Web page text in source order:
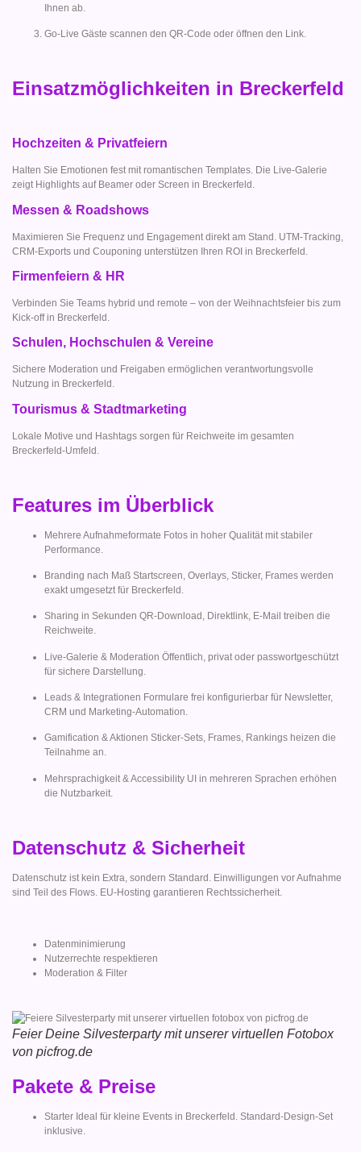
Ihnen ab.
Go-Live Gäste scannen den QR-Code oder öffnen den Link.
Einsatzmöglichkeiten in Breckerfeld
Hochzeiten & Privatfeiern
Halten Sie Emotionen fest mit romantischen Templates. Die Live-Galerie
zeigt Highlights auf Beamer oder Screen in Breckerfeld.
Messen & Roadshows
Maximieren Sie Frequenz und Engagement direkt am Stand. UTM-Tracking,
CRM-Exports und Couponing unterstützen Ihren ROI in Breckerfeld.
Firmenfeiern & HR
Verbinden Sie Teams hybrid und remote – von der Weihnachtsfeier bis zum
Kick-off in Breckerfeld.
Schulen, Hochschulen & Vereine
Sichere Moderation und Freigaben ermöglichen verantwortungsvolle
Nutzung in Breckerfeld.
Tourismus & Stadtmarketing
Lokale Motive und Hashtags sorgen für Reichweite im gesamten
Breckerfeld-Umfeld.
Features im Überblick
Mehrere Aufnahmeformate Fotos in hoher Qualität mit stabiler
Performance.
Branding nach Maß Startscreen, Overlays, Sticker, Frames werden
exakt umgesetzt für Breckerfeld.
Sharing in Sekunden QR-Download, Direktlink, E-Mail treiben die
Reichweite.
Live-Galerie & Moderation Öffentlich, privat oder passwortgeschützt
für sichere Darstellung.
Leads & Integrationen Formulare frei konfigurierbar für Newsletter,
CRM und Marketing-Automation.
Gamification & Aktionen Sticker-Sets, Frames, Rankings heizen die
Teilnahme an.
Mehrsprachigkeit & Accessibility UI in mehreren Sprachen erhöhen
die Nutzbarkeit.
Datenschutz & Sicherheit
Datenschutz ist kein Extra, sondern Standard. Einwilligungen vor Aufnahme
sind Teil des Flows. EU-Hosting garantieren Rechtssicherheit.
Datenminimierung
Nutzerrechte respektieren
Moderation & Filter
Feier Deine Silvesterparty mit unserer virtuellen Fotobox
von picfrog.de
Pakete & Preise
Starter Ideal für kleine Events in Breckerfeld. Standard-Design-Set
inklusive.